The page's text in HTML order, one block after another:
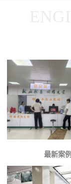
最新案例